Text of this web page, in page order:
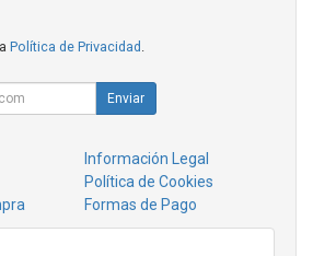
Política de Privacidad
Enviar
Información Legal
Política de Cookies
Formas de Pago